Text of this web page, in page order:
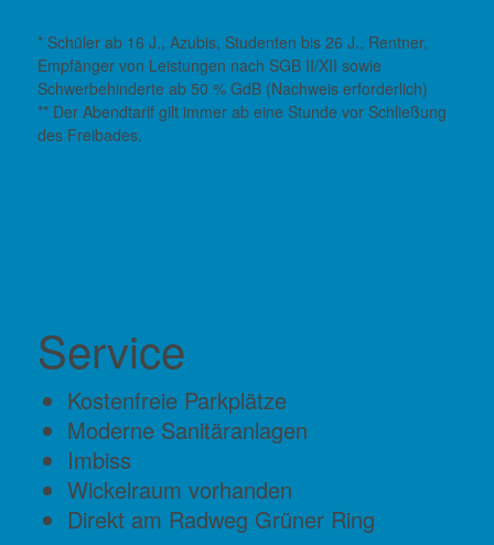
* Schüler ab 16 J., Azubis, Studenten bis 26 J., Rentner,
Empfänger von Leistungen nach SGB II/XII sowie
Schwerbehinderte ab 50 % GdB (Nachweis erforderlich)
** Der Abendtarif gilt immer ab eine Stunde vor Schließung
des Freibades.
Service
Kostenfreie Parkplätze
Moderne Sanitäranlagen
Imbiss
Wickelraum vorhanden
Direkt am Radweg Grüner Ring